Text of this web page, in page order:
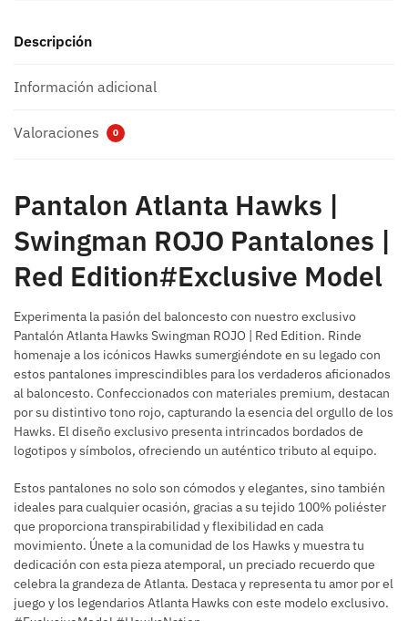
Descripción
Información adicional
Valoraciones 0
Pantalon Atlanta Hawks |
Swingman ROJO Pantalones |
Red Edition#Exclusive Model
Experimenta la pasión del baloncesto con nuestro exclusivo
Pantalón Atlanta Hawks Swingman ROJO | Red Edition. Rinde
homenaje a los icónicos Hawks sumergiéndote en su legado con
estos pantalones imprescindibles para los verdaderos aficionados
al baloncesto. Confeccionados con materiales premium, destacan
por su distintivo tono rojo, capturando la esencia del orgullo de los
Hawks. El diseño exclusivo presenta intrincados bordados de
logotipos y símbolos, ofreciendo un auténtico tributo al equipo.
Estos pantalones no solo son cómodos y elegantes, sino también
ideales para cualquier ocasión, gracias a su tejido 100% poliéster
que proporciona transpirabilidad y flexibilidad en cada
movimiento. Únete a la comunidad de los Hawks y muestra tu
dedicación con esta pieza atemporal, un preciado recuerdo que
celebra la grandeza de Atlanta. Destaca y representa tu amor por el
juego y los legendarios Atlanta Hawks con este modelo exclusivo.